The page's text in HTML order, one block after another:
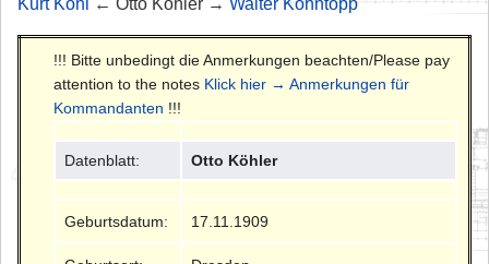
Kurt Köhl ← Otto Köhler → Walter Köhntopp
!!! Bitte unbedingt die Anmerkungen beachten/Please pay
attention to the notes Klick hier → Anmerkungen für
Kommandanten !!!
Datenblatt: Otto Köhler
Geburtsdatum: 17.11.1909